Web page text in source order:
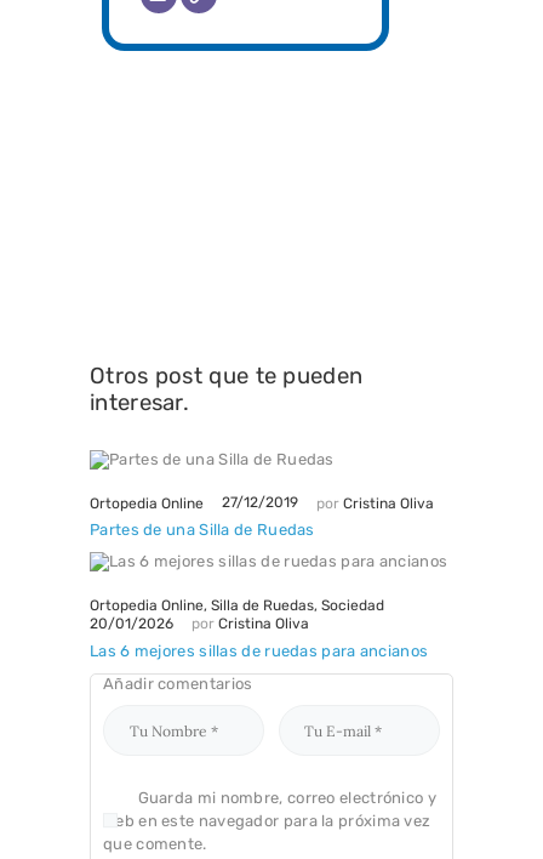
Otros post que te pueden
interesar.
Ortopedia Online 27/12/2019 por Cristina Oliva
Partes de una Silla de Ruedas
Ortopedia Online, Silla de Ruedas, Sociedad
20/01/2026
por Cristina Oliva
Las 6 mejores sillas de ruedas para ancianos
Añadir comentarios
Guarda mi nombre, correo electrónico y
web en este navegador para la próxima vez
que comente.